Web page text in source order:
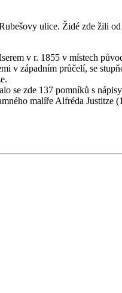
ulice. Židé zde žili
v r. 1855 v místech
v západním průčelí, se
zde 137 pomníků s
malíře Alfréda